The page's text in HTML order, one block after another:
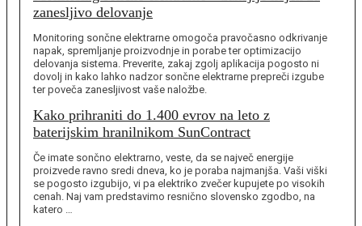
zanesljivo delovanje
Monitoring sončne elektrarne omogoča pravočasno odkrivanje
napak, spremljanje proizvodnje in porabe ter optimizacijo
delovanja sistema. Preverite, zakaj zgolj aplikacija pogosto ni
dovolj in kako lahko nadzor sončne elektrarne prepreči izgube
ter poveča zanesljivost vaše naložbe.
Kako prihraniti do 1.400 evrov na leto z
baterijskim hranilnikom SunContract
Če imate sončno elektrarno, veste, da se največ energije
proizvede ravno sredi dneva, ko je poraba najmanjša. Vaši viški
se pogosto izgubijo, vi pa elektriko zvečer kupujete po visokih
cenah. Naj vam predstavimo resnično slovensko zgodbo, na
katero …